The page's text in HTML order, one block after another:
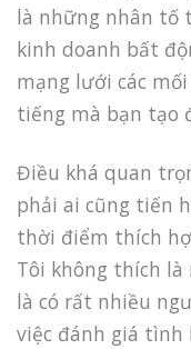
là những nhân tố
kinh doanh bất
mạng lưới các
tiếng mà bạn tạo
Điều khá quan
phải ai cũng tiến
thời điểm thích
Tôi không thích
là có rất nhiều
việc đánh giá